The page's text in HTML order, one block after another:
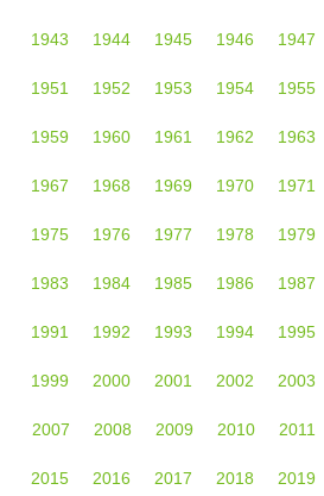
1943 1944 1945 1946 1947
1951 1952 1953 1954 1955
1959 1960 1961 1962 1963
1967 1968 1969 1970 1971
1975 1976 1977 1978 1979
1983 1984 1985 1986 1987
1991 1992 1993 1994 1995
1999 2000 2001 2002 2003
2007 2008 2009 2010 2011
2015 2016 2017 2018 2019